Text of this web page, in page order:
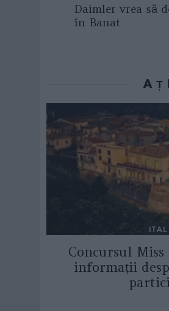
Daimler vrea să
în Banat
Concursul Miss
informații